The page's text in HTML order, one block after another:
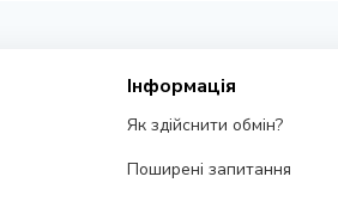
Інформація
Як здійснити обмін?
Поширені запитання